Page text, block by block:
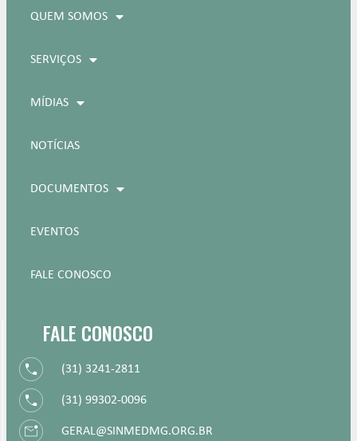
QUEM SOMOS
SERVIÇOS
MÍDIAS
NOTÍCIAS
DOCUMENTOS
EVENTOS
FALE CONOSCO
FALE CONOSCO
(31) 3241-2811
(31) 99302-0096
GERAL@SINMEDMG.ORG.BR